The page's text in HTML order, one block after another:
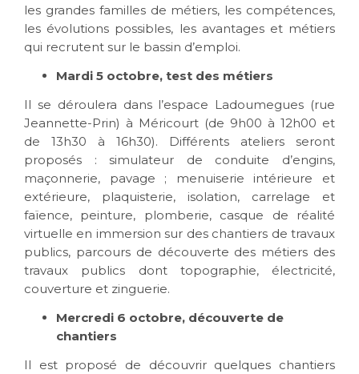
les grandes familles de métiers, les compétences,
les évolutions possibles, les avantages et métiers
qui recrutent sur le bassin d’emploi.
Mardi 5 octobre, test des métiers
Il se déroulera dans l’espace Ladoumegues (rue
Jeannette-Prin) à Méricourt (de 9h00 à 12h00 et
de 13h30 à 16h30). Différents ateliers seront
proposés : simulateur de conduite d’engins,
maçonnerie, pavage ; menuiserie intérieure et
extérieure, plaquisterie, isolation, carrelage et
faïence, peinture, plomberie, casque de réalité
virtuelle en immersion sur des chantiers de travaux
publics, parcours de découverte des métiers des
travaux publics dont topographie, électricité,
couverture et zinguerie.
Mercredi 6 octobre, découverte de
chantiers
Il est proposé de découvrir quelques chantiers